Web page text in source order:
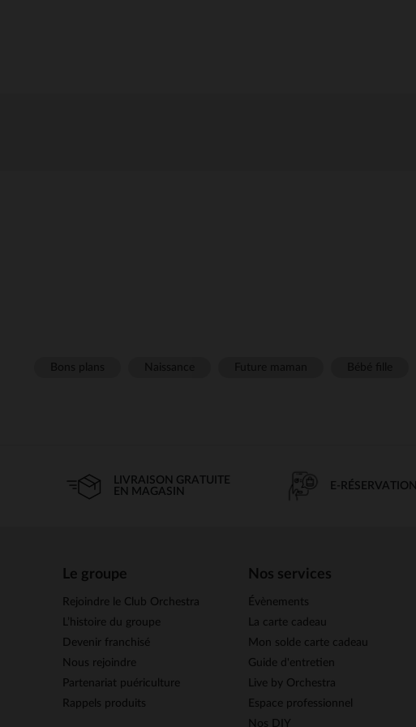
LIVRAISON GRATUITE
EN MAGASIN
E-RÉSERVATION
Le groupe
Rejoindre le Club Orchestra
L’histoire du groupe
Devenir franchisé
Nous rejoindre
Partenariat puériculture
Rappels produits
Nos services
Évènements
La carte cadeau
Mon solde carte cadeau
Guide d'entretien
Live by Orchestra
Espace professionnel
Nos DIY